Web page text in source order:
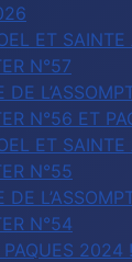
ET
N°57
DE
N°56 ET
ET
N°55
DE
N°54
PAQUES 2024 !